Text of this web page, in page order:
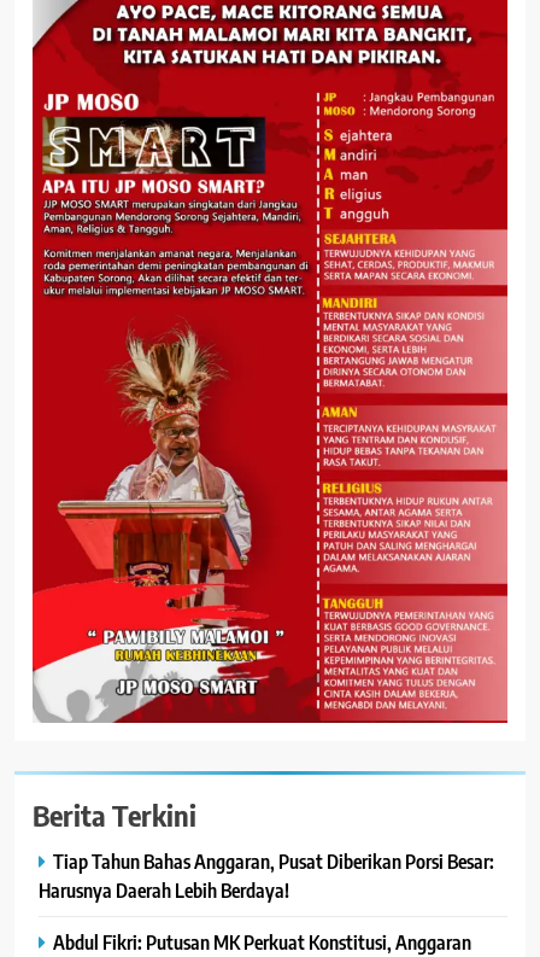
Berita Terkini
Tiap Tahun Bahas Anggaran, Pusat Diberikan Porsi Besar:
Harusnya Daerah Lebih Berdaya!
Abdul Fikri: Putusan MK Perkuat Konstitusi, Anggaran